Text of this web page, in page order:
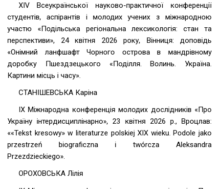
ХІV Всеукраїнської науково-практичної конференції
студентів, аспірантів і молодих учених з міжнародною
участю «Подільська регіональна лексикологія: стан та
перспективи», 24 квітня 2026 року, Вінниця: доповідь
«Онімний ланфшафт Чорного острова в мандрівному
доробку Пшездзецького «Поділля. Волинь. Україна.
Картини місць і часу».
СТАНІШЕВСЬКА Каріна
ІХ Міжнародна конференція молодих дослідників «Про
Україну інтердисциплінарно», 23 квітня 2026 р., Вроцлав:
««Tekst kresowy» w literaturze polskiej XIX wieku. Podole jako
przestrzeń biograficzna i twórcza Aleksandra
Przezdzieckiego».
ОРОХОВСЬКА Лілія